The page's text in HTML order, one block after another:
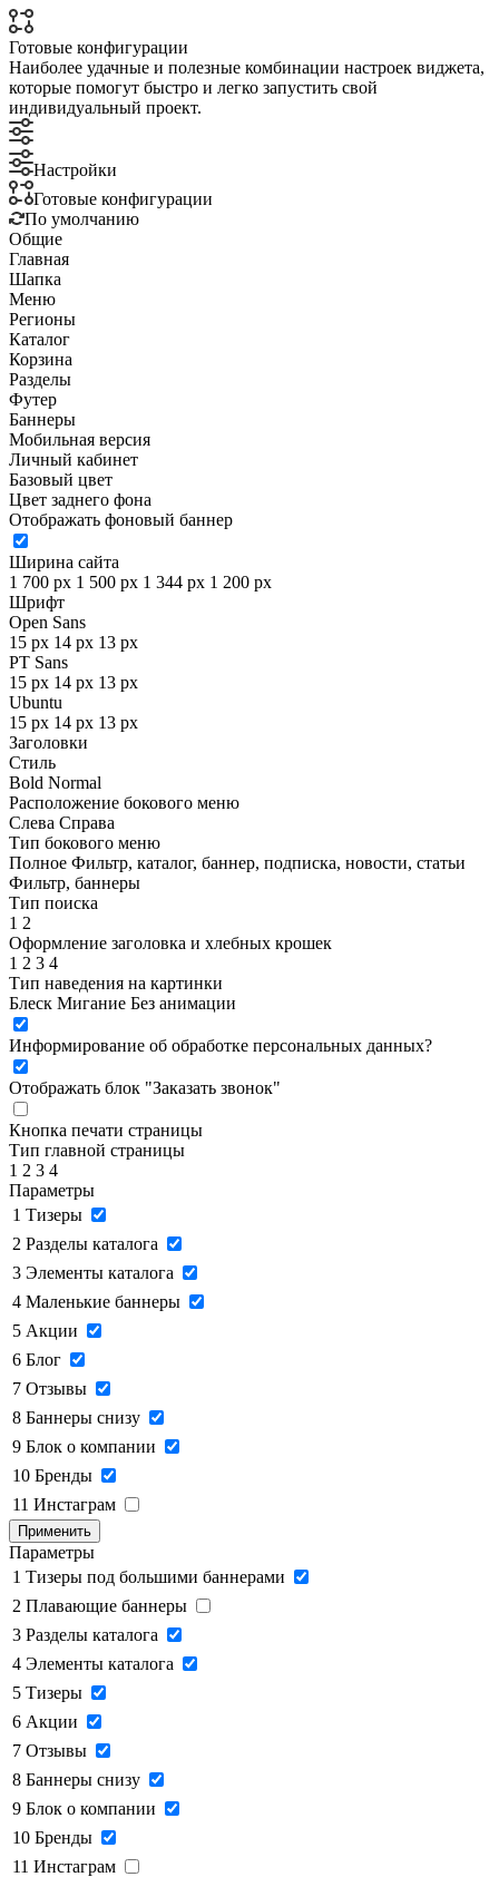
Готовые конфигурации
Наиболее удачные и полезные комбинации настроек виджета,
которые помогут быстро и легко запустить свой
индивидуальный проект.
Настройки
Готовые конфигурации
По умолчанию
Общие
Главная
Шапка
Меню
Регионы
Каталог
Корзина
Разделы
Футер
Баннеры
Мобильная версия
Личный кабинет
Базовый цвет
Цвет заднего фона
Отображать фоновый баннер
Ширина сайта
1 700 px 1 500 px 1 344 px 1 200 px
Шрифт
Open Sans
15 px 14 px 13 px
PT Sans
15 px 14 px 13 px
Ubuntu
15 px 14 px 13 px
Заголовки
Стиль
Bold Normal
Расположение бокового меню
Слева Справа
Тип бокового меню
Полное Фильтр, каталог, баннер, подписка, новости, статьи
Фильтр, баннеры
Тип поиска
1 2
Оформление заголовка и хлебных крошек
1 2 3 4
Тип наведения на картинки
Блеск Мигание Без анимации
Информирование об обработке персональных данных?
Отображать блок "Заказать звонок"
Кнопка печати страницы
Тип главной страницы
1 2 3 4
Параметры
1 Тизеры
2 Разделы каталога
3 Элементы каталога
4 Маленькие баннеры
5 Акции
6 Блог
7 Отзывы
8 Баннеры снизу
9 Блок о компании
10 Бренды
11 Инстаграм
Применить
Параметры
1 Тизеры под большими баннерами
2 Плавающие баннеры
3 Разделы каталога
4 Элементы каталога
5 Тизеры
6 Акции
7 Отзывы
8 Баннеры снизу
9 Блок о компании
10 Бренды
11 Инстаграм